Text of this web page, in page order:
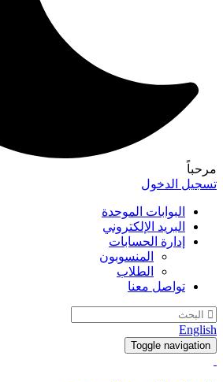
مرحباً
تسجيل الدخول
البوابات الموحدة
البريد الإلكتروني
إدارة الحسابات
المنسوبون
الطلاب
تواصل معنا
English
Toggle navigation